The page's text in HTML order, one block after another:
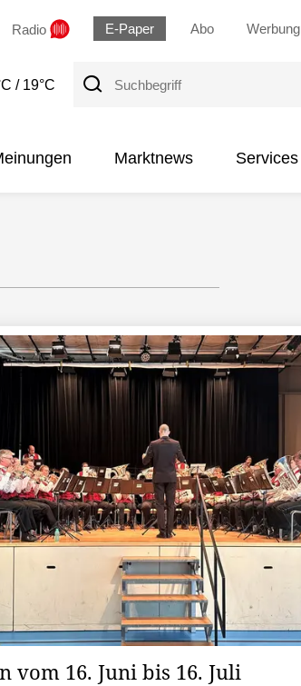
Radio E-Paper Abo Werbung
/ 19°C
Suchbegriff
Marktnews Services
vom 16. Juni bis 16. Juli